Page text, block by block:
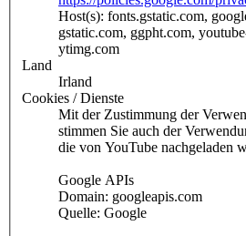
Host(s): fonts.gstatic.com,
gstatic.com, ggpht.com,
ytimg.com
Land
Irland
Cookies / Dienste
Mit der Zustimmung der
stimmen Sie auch der
die von YouTube nachgeladen
Google APIs
Domain: googleapis.com
Quelle: Google